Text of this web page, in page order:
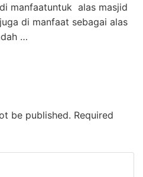
manfaatuntuk alas masjid
di manfaat sebagai alas
…
be published. Required